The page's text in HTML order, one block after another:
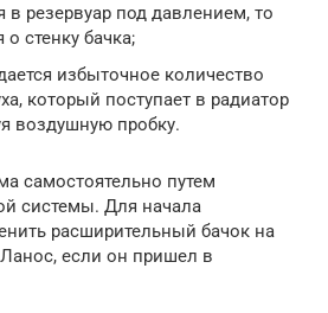
в резервуар под давлением, то
о стенку бачка;
избыточное количество
который поступает в радиатор
воздушную пробку.
самостоятельно путем
системы. Для начала
расширительный бачок на
если он пришел в